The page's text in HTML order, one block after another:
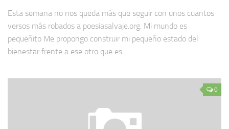
Esta semana no nos queda más que seguir con unos cuantos
versos más robados a poesiasalvaje.org: Mi mundo es
pequeñito Me propongo construir mi pequeño estado del
bienestar frente a ese otro que es...
0